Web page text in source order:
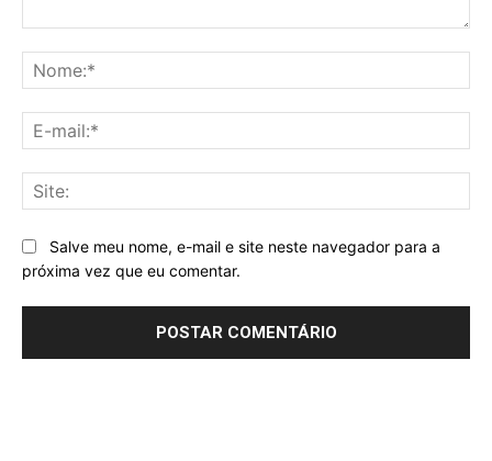
Salve meu nome, e-mail e site neste navegador para a
próxima vez que eu comentar.